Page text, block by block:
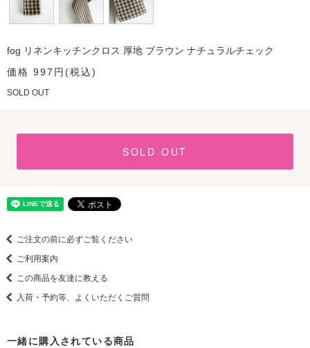
fog リネンキッチンクロス 厚地 ブラウン ナチュラルチェック
価格 997円(税込)
SOLD OUT
SOLD OUT
ご注文の前に必ずご覧ください
ご利用案内
この商品を友達に教える
入荷・予約等、よくいただくご質問
一緒に購入されている商品